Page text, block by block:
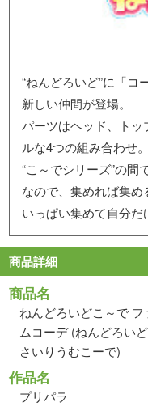
“ねんどろいど”に「コ
新しい仲間が登場。
パーツはヘッド、ト
ルな4つの組み合わせ。
“こ～でシリーズ”の
なので、集めれば集め
いっぱい集めて自分
商品詳細
商品名
ねんどろいどこ～で
ムコーデ (ねんどろい
さいりうむこーで)
作品名
プリパラ